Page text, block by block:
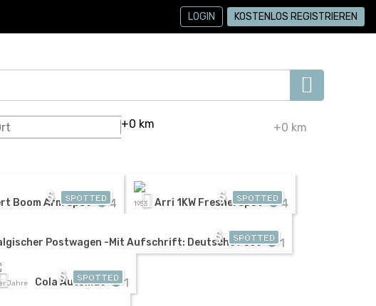
LOGIN KOSTENLOS REGISTRIEREN
+0 km
§ SPOTTED
Boom Arm Spot 4 § SPOTTED
1953 Arri 1KW Fresnel Spot 4
§ SPOTTED
Postwagen -Mit Aufschrift: Deutsche Post 1
§ SPOTTED
Jahre Cola Automat 1